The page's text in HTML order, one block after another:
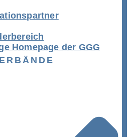
Homepage der GGG